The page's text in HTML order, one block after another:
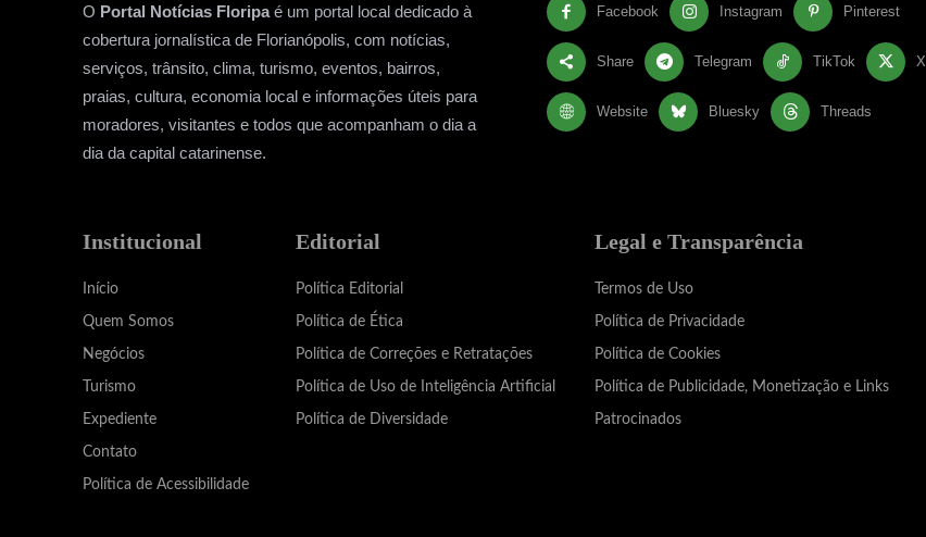
O Portal Notícias Floripaé um portal local dedicado à
cobertura jornalística de Florianópolis, com notícias,
serviços, trânsito, clima, turismo, eventos, bairros,
praias, cultura, economia local e informações úteis para
moradores, visitantes e todos que acompanham o dia a
dia da capital catarinense.
Facebook Instagram Pinterest
Share Telegram TikTok X
Website Bluesky Threads
Institucional
Início
Quem Somos
Negócios
Turismo
Expediente
Contato
Política de Acessibilidade
Editorial
Política Editorial
Política de Ética
Política de Correções e Retratações
Política de Uso de Inteligência Artificial
Política de Diversidade
Legal e Transparência
Termos de Uso
Política de Privacidade
Política de Cookies
Política de Publicidade, Monetização e Links
Patrocinados